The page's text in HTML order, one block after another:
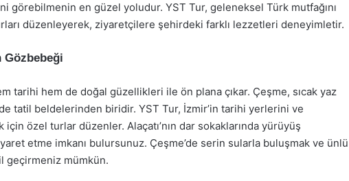
görebilmenin en güzel yoludur. YST Tur, geleneksel Türk mutfağını
düzenleyerek, ziyaretçilere şehirdeki farklı lezzetleri deneyimletir.
Gözbebeği
tarihi hem de doğal güzellikleri ile ön plana çıkar. Çeşme, sıcak yaz
tatil beldelerinden biridir. YST Tur, İzmir’in tarihi yerlerini ve
için özel turlar düzenler. Alaçatı’nın dar sokaklarında yürüyüş
etme imkanı bulursunuz. Çeşme’de serin sularla buluşmak ve ünlü
geçirmeniz mümkün.